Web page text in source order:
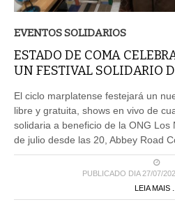
ESTADO DE COMA
UN FESTIVAL SOLIDARIO
libre y gratuita, shows en vivo de
solidaria a beneficio de la ONG Los
de julio desde las 20, Abbey Road
PUBLICADO DIA 27/07/
LEIA MAIS